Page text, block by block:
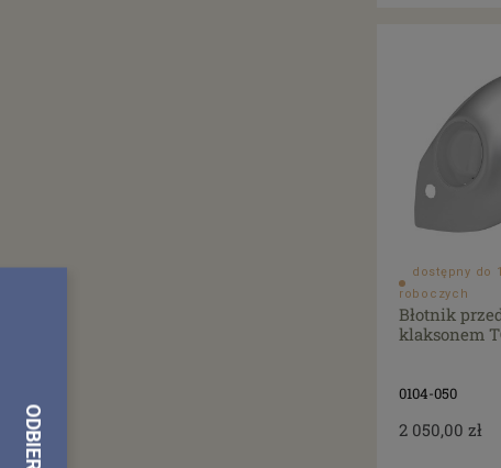
dostępny do
roboczych
Błotnik
klaksonem
0104-050
2 050,00 zł